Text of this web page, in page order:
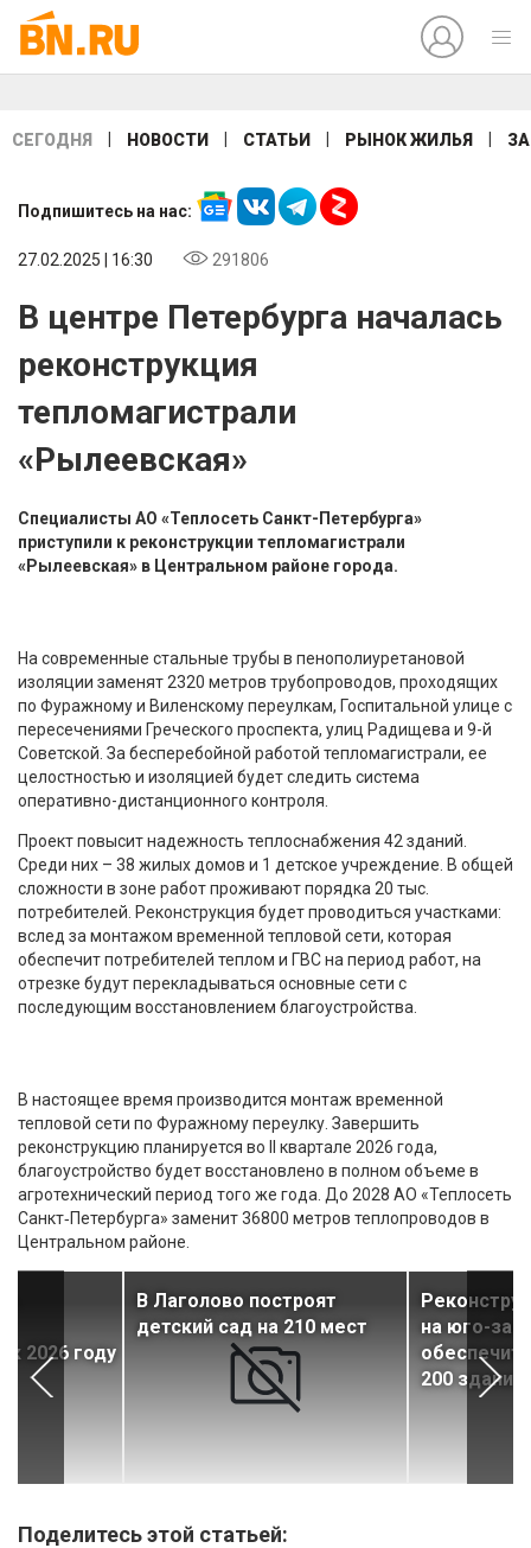
СЕГОДНЯ НОВОСТИ СТАТЬИ РЫНОК ЖИЛЬЯ
Подпишитесь на нас:
27.02.2025 | 16:30 291806
В центре Петербурга началась
реконструкция
тепломагистрали
«Рылеевская»
Специалисты АО «Теплосеть Санкт-Петербурга»
приступили к реконструкции тепломагистрали
«Рылеевская» в Центральном районе города.
На современные стальные трубы в пенополиуретановой
изоляции заменят 2320 метров трубопроводов, проходящих
по Фуражному и Виленскому переулкам, Госпитальной улице с
пересечениями Греческого проспекта, улиц Радищева и 9-й
Советской. За бесперебойной работой тепломагистрали, ее
целостностью и изоляцией будет следить система
оперативно-дистанционного контроля.
Проект повысит надежность теплоснабжения 42 зданий.
Среди них – 38 жилых домов и 1 детское учреждение. В общей
сложности в зоне работ проживают порядка 20 тыс.
потребителей. Реконструкция будет проводиться участками:
вслед за монтажом временной тепловой сети, которая
обеспечит потребителей теплом и ГВС на период работ, на
отрезке будут перекладываться основные сети с
последующим восстановлением благоустройства.
В настоящее время производится монтаж временной
тепловой сети по Фуражному переулку. Завершить
реконструкцию планируется во II квартале 2026 года,
благоустройство будет восстановлено в полном объеме в
агротехнический период того же года. До 2028 АО «Теплосеть
Санкт‑Петербурга» заменит 36800 метров теплопроводов в
Центральном районе.
к 2026 году
В Лаголово построят
детский сад на 210 мест
на юго-
обеспечит
200 зданий
Поделитесь этой статьей: